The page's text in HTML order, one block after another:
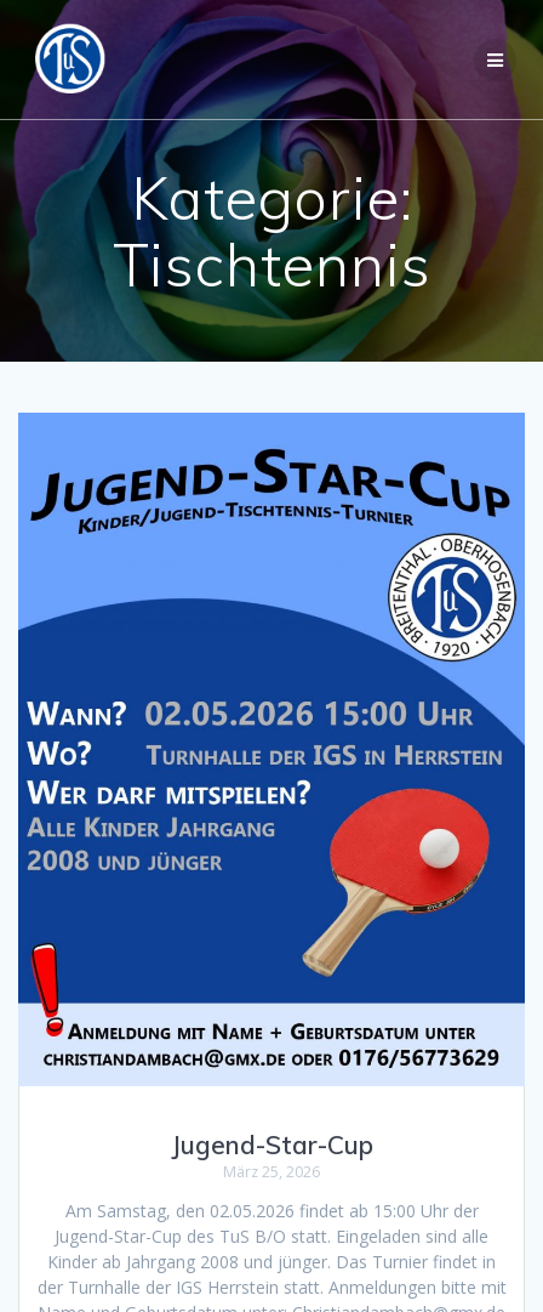
Zum
Inhalt
springen
Kategorie:
Tischtennis
Jugend-Star-Cup
März 25, 2026
Am Samstag, den 02.05.2026 findet ab 15:00 Uhr der
Jugend-Star-Cup des TuS B/O statt. Eingeladen sind alle
Kinder ab Jahrgang 2008 und jünger. Das Turnier findet in
der Turnhalle der IGS Herrstein statt. Anmeldungen bitte mit